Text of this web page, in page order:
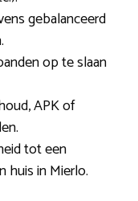
gebalanceerd
op te slaan
APK of
tot een
huis in Mierlo.